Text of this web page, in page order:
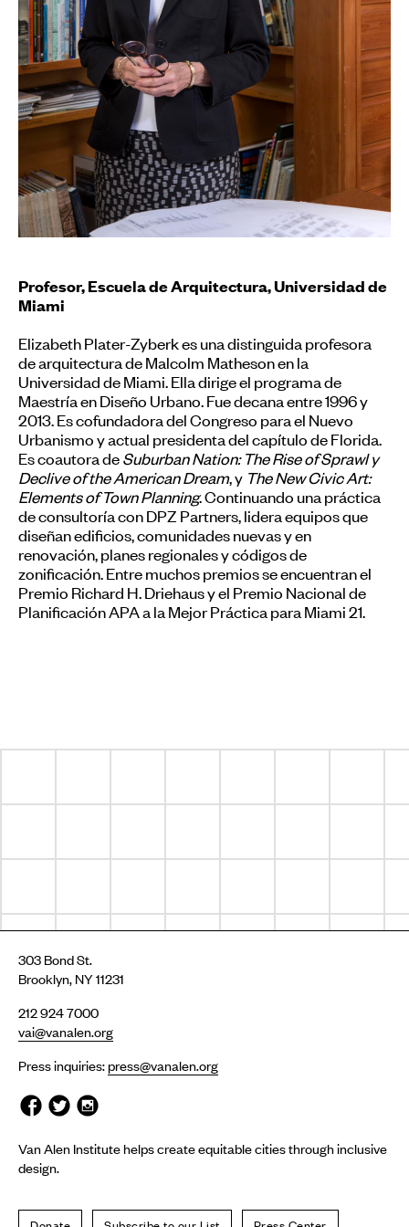
Profesor, Escuela de Arquitectura, Universidad de
Miami
Elizabeth Plater-Zyberk es una distinguida profesora
de arquitectura de Malcolm Matheson en la
Universidad de Miami. Ella dirige el programa de
Maestría en Diseño Urbano. Fue decana entre 1996 y
2013. Es cofundadora del Congreso para el Nuevo
Urbanismo y actual presidenta del capítulo de Florida.
Es coautora deSuburban Nation: The Rise of Sprawl y
Declive of the American Dream, y The New Civic Art:
Elements of Town Planning. Continuando una práctica
de consultoría con DPZ Partners, lidera equipos que
diseñan edificios, comunidades nuevas y en
renovación, planes regionales y códigos de
zonificación. Entre muchos premios se encuentran el
Premio Richard H. Driehaus y el Premio Nacional de
Planificación APA a la Mejor Práctica para Miami 21.
303 Bond St.
Brooklyn, NY 11231
212 924 7000
vai@vanalen.org
Press inquiries:press@vanalen.org
Van Alen Institute helps create equitable cities through inclusive
design.